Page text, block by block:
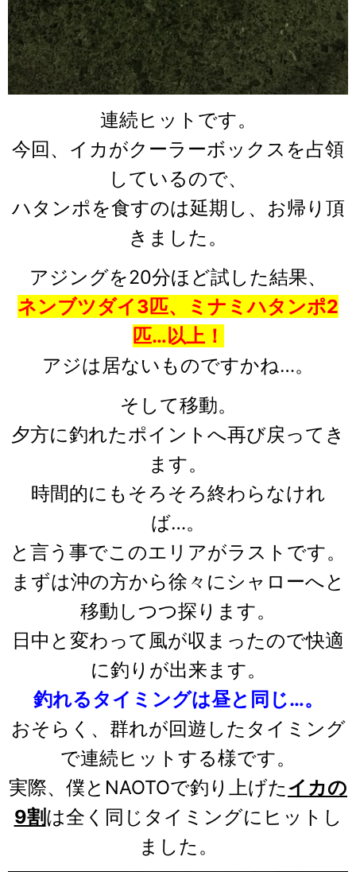
連続ヒットです。
今回、イカがクーラーボックスを占領
しているので、
ハタンポを食すのは延期し、お帰り頂
きました。
アジングを20分ほど試した結果、
ネンブツダイ3匹、ミナミハタンポ2
匹…以上！
アジは居ないものですかね…。
そして移動。
夕方に釣れたポイントへ再び戻ってき
ます。
時間的にもそろそろ終わらなけれ
ば…。
と言う事でこのエリアがラストです。
まずは沖の方から徐々にシャローへと
移動しつつ探ります。
日中と変わって風が収まったので快適
に釣りが出来ます。
釣れるタイミングは昼と同じ…。
おそらく、群れが回遊したタイミング
で連続ヒットする様です。
実際、僕とNAOTOで釣り上げたイカの
9割は全く同じタイミングにヒットし
ました。